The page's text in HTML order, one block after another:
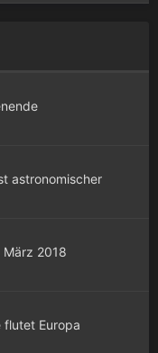
astronomischer
März 2018
flutet Europa